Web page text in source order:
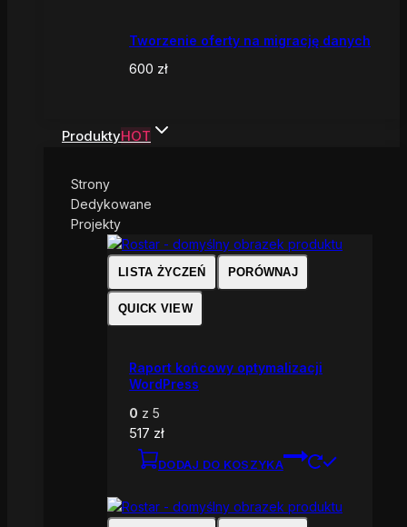
Tworzenie oferty na migrację danych
600 zł
ProduktyHOT
Strony
Dedykowane
Projekty
LISTA ŻYCZEŃ PORÓWNAJ
QUICK VIEW
Raport końcowy optymalizacji
WordPress
0 z 5
517 zł
DODAJ DO KOSZYKA